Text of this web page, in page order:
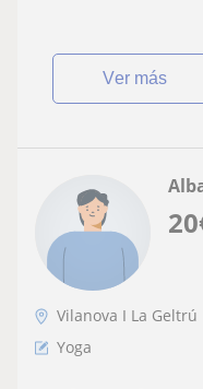
ver más
20
Vilanova I La Geltrú
Yoga